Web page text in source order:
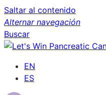
Saltar al contenido
Alternar navegación
Buscar
EN
ES